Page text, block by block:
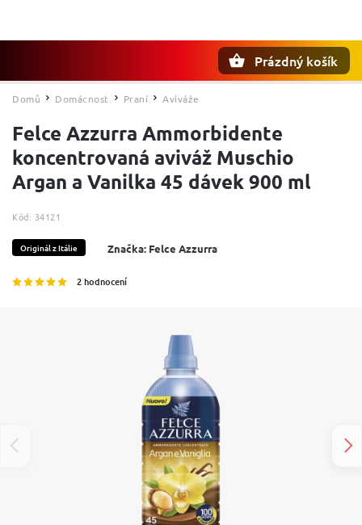
Prázdný košík
Domů / Domácnost / Praní / Aviváže
Felce Azzurra Ammorbidente
koncentrovaná aviváž Muschio
Argan a Vanilka 45 dávek 900 ml
Kód: 34121
Originál z Itálie
2 hodnocení
Značka: Felce Azzurra